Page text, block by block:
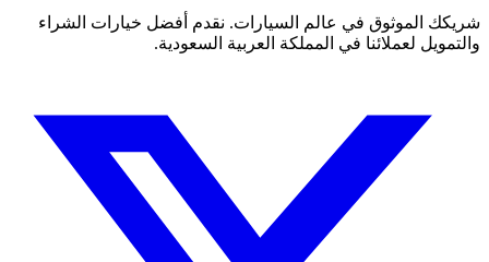
الموثوق في عالم السيارات. نقدم أفضل خيارات الشراء
لعملائنا في المملكة العربية السعودية.